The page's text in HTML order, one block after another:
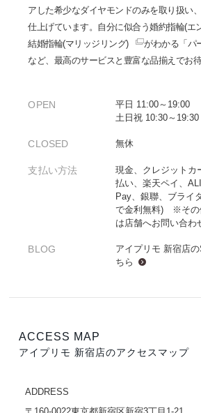
アした希少なダイヤモンドのみを取り扱い
仕上げています。自分に似合う婚約指輪(エ
結婚指輪(マリッジリング)
がわかる「パ
など、最高のサービスと豊富な品揃えでお
OPEN
平日 11:00～19:00
土日祝 10:30～19:30
CLOSED 無休
支払い方法
現金、クレジットカ
払い、楽天ペイ、
Pay、銀聯、ブライ
で金利無料) ※その
は店舗へお問い合わ
BLOG アイプリモ 新宿店
ちら
ACCESS MAP
アイプリモ 新宿店のアクセスマップ
ADDRESS